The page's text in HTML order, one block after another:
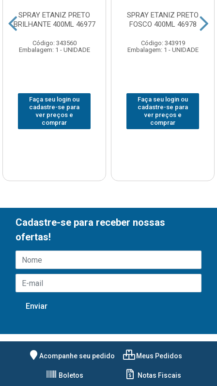
SPRAY ETANIZ PRETO
BRILHANTE 400ML 46977
Código: 343560
Embalagem: 1 - UNIDADE
Faça seu login ou
cadastre-se para
ver preços e
comprar
SPRAY ETANIZ PRETO
FOSCO 400ML 46978
Código: 343919
Embalagem: 1 - UNIDADE
Faça seu login ou
cadastre-se para
ver preços e
comprar
Cadastre-se para receber nossas
ofertas!
Acompanhe seu pedido Meus Pedidos
Boletos Notas Fiscais